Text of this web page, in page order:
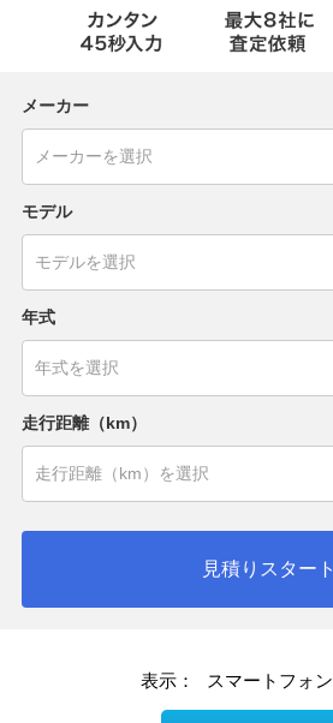
メーカー
モデル
年式
走行距離（km）
見積りスタート
表示： スマートフォン